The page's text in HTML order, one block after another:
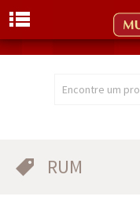
Encontre um
RUM